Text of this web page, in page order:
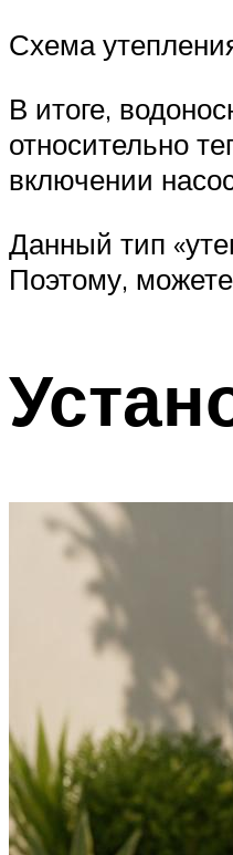
Схема
В итоге,
относительно
включении
Данный тип
Поэтому,